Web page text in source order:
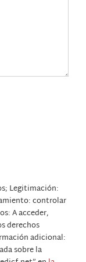
Legitimación:
controlar
A acceder,
derechos
adicional:
sobre la